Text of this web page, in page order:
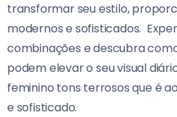
transformar seu estilo,
modernos e sofisticados.
combinações e descubra
podem elevar o seu visual
feminino tons terrosos que é
e sofisticado.